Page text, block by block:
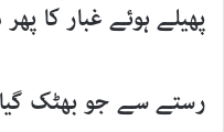
پھیلے ہوئے غبار کا
رستے سے جو بھٹک گیا